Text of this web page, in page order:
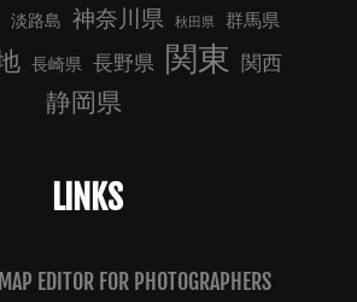
淡路島 神奈川県 秋田県 群馬県
長崎県 長野県 関東 関西
静岡県
LINKS
EDITOR FOR PHOTOGRAPHERS